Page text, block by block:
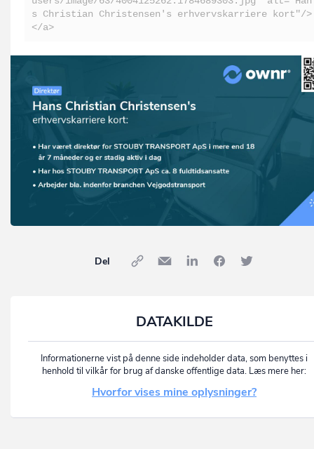
s Christian Christensen's erhvervskarriere kort"/>
</a>
Del
DATAKILDE
Informationerne vist på denne side indeholder data, som benyttes i
henhold til vilkår for brug af danske offentlige data. Læs mere her:
Hvorfor vises mine oplysninger?